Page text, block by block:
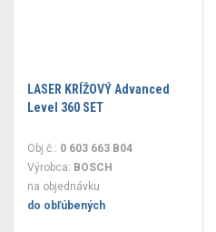
LASER KRÍŽOVÝ Advanced
Level 360 SET
Obj.č.: 0 603 663 B04
Výrobca: BOSCH
na objednávku
do obľúbených